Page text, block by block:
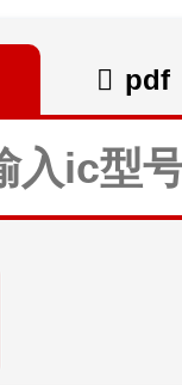
pdf